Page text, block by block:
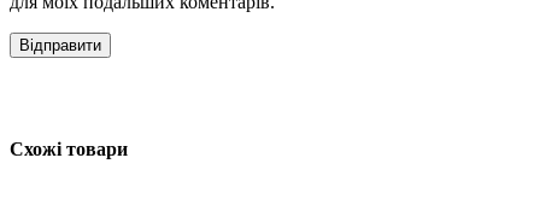
Схожі товари